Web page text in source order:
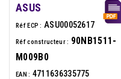
ASUS
Réf ECP : ASU00052617
Réf constructeur : 90NB1511-
M009B0
EAN : 4711636335775